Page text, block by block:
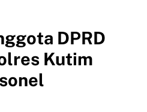
DPRD
Kutim